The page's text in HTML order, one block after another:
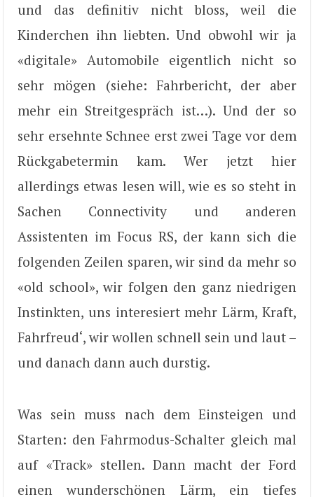
und das definitiv nicht bloss, weil die
Kinderchen ihn liebten. Und obwohl wir ja
«digitale» Automobile eigentlich nicht so
sehr mögen (siehe: Fahrbericht, der aber
mehr ein Streitgespräch ist…). Und der so
sehr ersehnte Schnee erst zwei Tage vor dem
Rückgabetermin kam. Wer jetzt hier
allerdings etwas lesen will, wie es so steht in
Sachen Connectivity und anderen
Assistenten im Focus RS, der kann sich die
folgenden Zeilen sparen, wir sind da mehr so
«old school», wir folgen den ganz niedrigen
Instinkten, uns interesiert mehr Lärm, Kraft,
Fahrfreud‘, wir wollen schnell sein und laut –
und danach dann auch durstig.
Was sein muss nach dem Einsteigen und
Starten: den Fahrmodus-Schalter gleich mal
auf «Track» stellen. Dann macht der Ford
einen wunderschönen Lärm, ein tiefes